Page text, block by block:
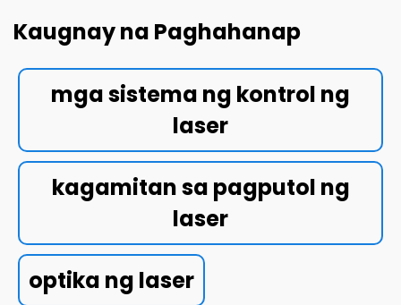
Kaugnay na Paghahanap
mga sistema ng kontrol ng
laser
kagamitan sa pagputol ng
laser
optika ng laser